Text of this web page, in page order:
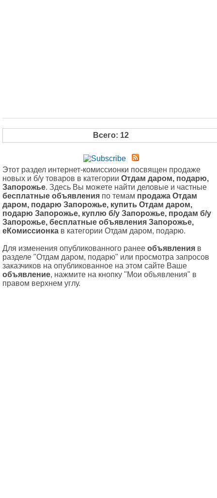
Всего: 12
Этот раздел интернет-комиссионки посвящен продаже
новых и б/у товаров в категории Отдам даром, подарю,
Запорожье. Здесь Вы можете найти деловые и частные
бесплатные объявления по темам продажа Отдам
даром, подарю Запорожье, купить Отдам даром,
подарю Запорожье, куплю б/у Запорожье, продам б/у
Запорожье, бесплатные объявления Запорожье,
еКомиссионка в категории Отдам даром, подарю.
Для изменения опубликованного ранее объявления в
разделе "Отдам даром, подарю" или просмотра запросов
заказчиков на опубликованное на этом сайте Ваше
объявление, нажмите на кнопку "Мои объявления" в
правом верхнем углу.